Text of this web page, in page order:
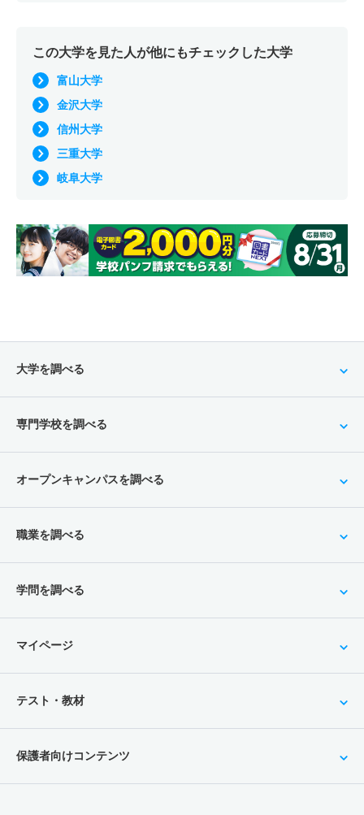
この大学を見た人が他にもチェックした大学
富山大学
金沢大学
信州大学
三重大学
岐阜大学
大学を調べる
専門学校を調べる
オープンキャンパスを調べる
職業を調べる
学問を調べる
マイページ
テスト・教材
保護者向けコンテンツ